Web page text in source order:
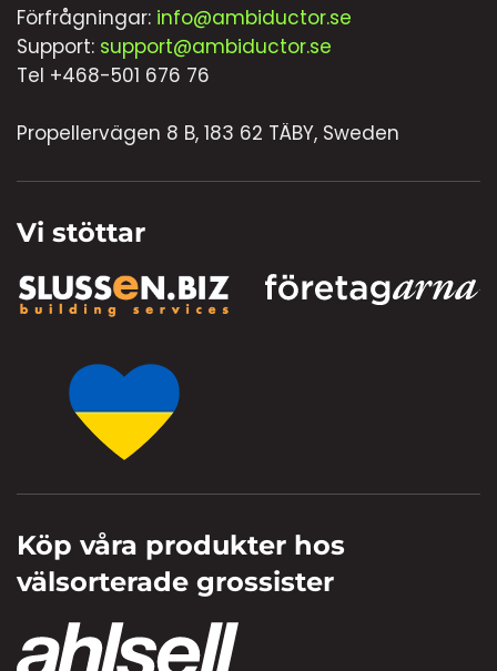
Förfrågningar: info@ambiductor.se
Support: support@ambiductor.se
Tel +468-501 676 76
Propellervägen 8 B, 183 62 TÄBY, Sweden
Vi stöttar
Köp våra produkter hos
välsorterade grossister